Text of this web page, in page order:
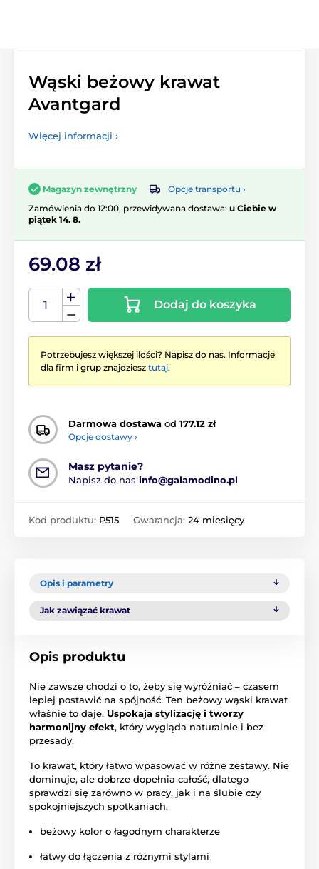
Wąski beżowy krawat
Avantgard
Więcej informacji ›
Magazyn zewnętrzny
Opcje transportu ›
Zamówienia do 12:00, przewidywana dostawa: u Ciebie w
piątek 14. 8.
69.08 zł
Dodaj do koszyka
Potrzebujesz większej ilości? Napisz do nas. Informacje
dla firm i grup znajdziesz tutaj.
Darmowa dostawa od 177.12 zł
Opcje dostawy ›
Masz pytanie?
Napisz do nas info@galamodino.pl
Kod produktu: P515 Gwarancja: 24 miesięcy
Opis i parametry
Jak zawiązać krawat
Opis produktu
Nie zawsze chodzi o to, żeby się wyróżniać – czasem
lepiej postawić na spójność. Ten beżowy wąski krawat
właśnie to daje. Uspokaja stylizację i tworzy
harmonijny efekt, który wygląda naturalnie i bez
przesady.
To krawat, który łatwo wpasować w różne zestawy. Nie
dominuje, ale dobrze dopełnia całość, dlatego
sprawdzi się zarówno w pracy, jak i na ślubie czy
spokojniejszych spotkaniach.
beżowy kolor o łagodnym charakterze
łatwy do łączenia z różnymi stylami